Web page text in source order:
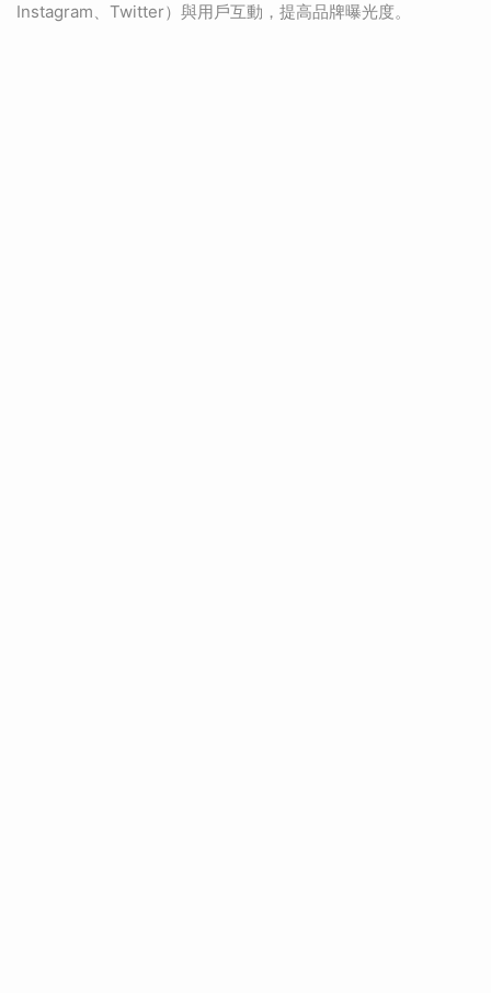
Instagram、Twitter）與用戶互動，提高品牌曝光度。